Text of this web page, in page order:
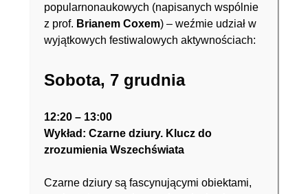
popularnonaukowych (napisanych wspólnie
z prof. Brianem Coxem) – weźmie udział w
wyjątkowych festiwalowych aktywnościach:
Sobota, 7 grudnia
12:20 – 13:00
Wykład: Czarne dziury. Klucz do
zrozumienia Wszechświata
Czarne dziury są fascynującymi obiektami,